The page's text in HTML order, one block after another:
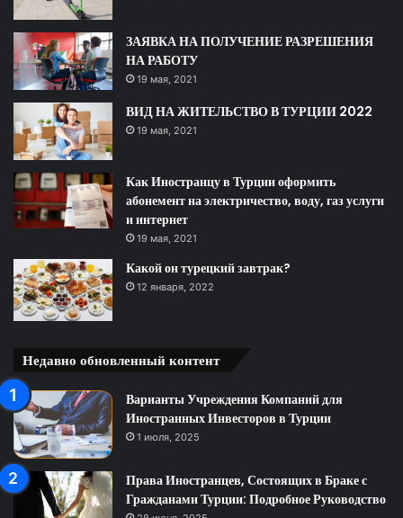
ЗАЯВКА НА ПОЛУЧЕНИЕ РАЗРЕШЕНИЯ
НА РАБОТУ
19 мая, 2021
ВИД НА ЖИТЕЛЬСТВО В ТУРЦИИ 2022
19 мая, 2021
Как Иностранцу в Турции оформить
абонемент на электричество, воду, газ услуги
и интернет
19 мая, 2021
Какой он турецкий завтрак?
12 января, 2022
Недавно обновленный контент
Варианты Учреждения Компаний для
Иностранных Инвесторов в Турции
1 июля, 2025
Права Иностранцев, Состоящих в Браке с
Гражданами Турции: Подробное Руководство